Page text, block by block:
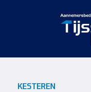
KESTEREN